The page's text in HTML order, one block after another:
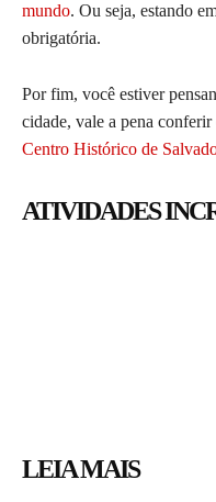
mundo. Ou seja, estando
obrigatória.
Por fim, você estiver
cidade, vale a pena conferir
Centro Histórico de
ATIVIDADES
LEIA MAIS